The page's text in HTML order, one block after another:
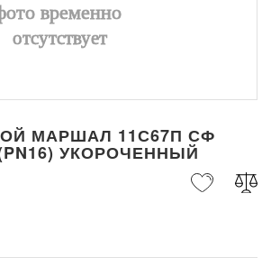
МАРШАЛ 11С67П СФ
УКОРОЧЕННЫЙ